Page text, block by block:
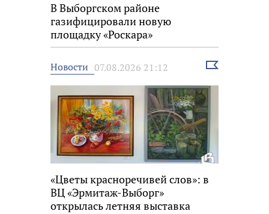
В Выборгском районе
газифицировали новую
площадку «Роскара»
Новости 07.08.2026 21:12
Выбрать
«Цветы красноречивей слов»: в
ВЦ «Эрмитаж-Выборг»
открылась летняя выставка